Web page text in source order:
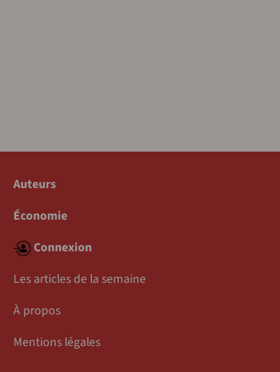
Auteurs
Économie
Connexion
Les articles de la semaine
À propos
Mentions légales